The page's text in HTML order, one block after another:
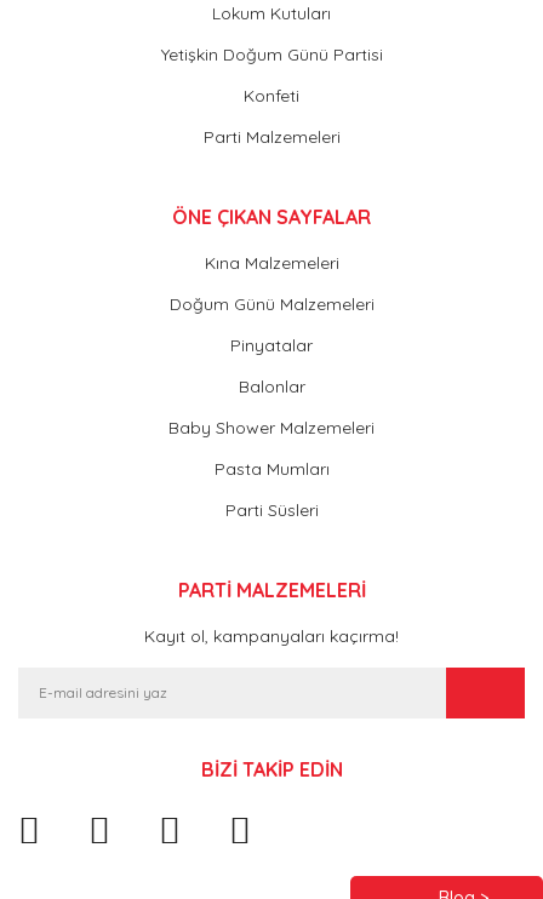
Lokum Kutuları
Yetişkin Doğum Günü Partisi
Konfeti
Parti Malzemeleri
ÖNE ÇIKAN SAYFALAR
Kına Malzemeleri
Doğum Günü Malzemeleri
Pinyatalar
Balonlar
Baby Shower Malzemeleri
Pasta Mumları
Parti Süsleri
PARTİ MALZEMELERİ
Kayıt ol, kampanyaları kaçırma!
BİZİ TAKİP EDİN